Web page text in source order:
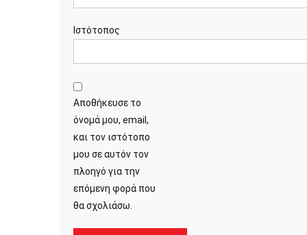
Ιστότοπος
Αποθήκευσε το
όνομά μου, email,
και τον ιστότοπο
μου σε αυτόν τον
πλοηγό για την
επόμενη φορά που
θα σχολιάσω.